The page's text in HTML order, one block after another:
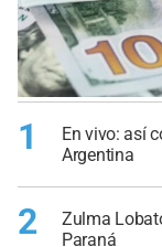
1
En vivo: así
Argentina
2
Zulma
Paraná